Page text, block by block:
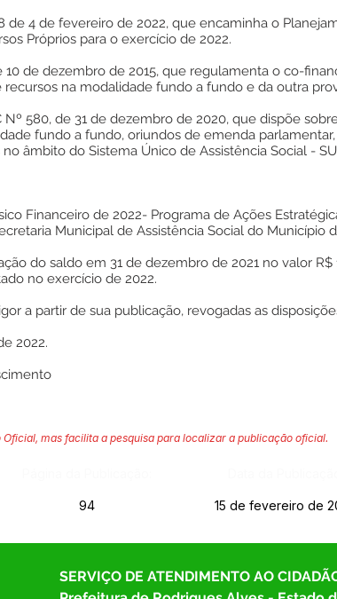
4 de fevereiro de 2022, que encaminha o
Próprios para o exercício de 2022.
10 de dezembro de 2015, que regulamenta o co-
recursos na modalidade fundo a fundo e da outra
Nº 580, de 31 de dezembro de 2020, que dispõe
fundo a fundo, oriundos de emenda
âmbito do Sistema Único de Assistência Social -
Financeiro de 2022- Programa de Ações
Municipal de Assistência Social do Município
do saldo em 31 de dezembro de 2021 no valor
no exercício de 2022.
a partir de sua publicação, revogadas as
2022.
mas facilita a pesquisa para localizar a publicação oficial.
94 15 de fevereiro de
SERVIÇO DE ATENDIMENTO AO